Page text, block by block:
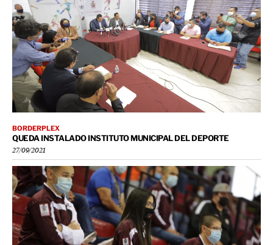
BORDERPLEX
QUEDA INSTALADO INSTITUTO MUNICIPAL DEL DEPORTE
27/09/2021